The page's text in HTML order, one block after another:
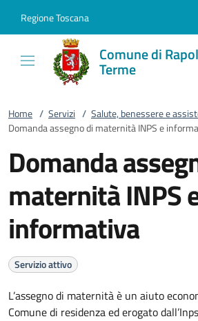
Regione Toscana
Comune di
Terme
Home / Servizi / Salute, benessere e
Domanda assegno di maternità INPS e
Domanda
maternità INPS
informativa
Servizio attivo
L’assegno di maternità è un aiuto
Comune di residenza ed erogato